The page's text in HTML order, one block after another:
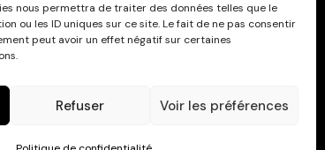
nous permettra de traiter des données telles que le
ou les ID uniques sur ce site. Le fait de ne pas consentir
peut avoir un effet négatif sur certaines
Refuser Voir les préférences